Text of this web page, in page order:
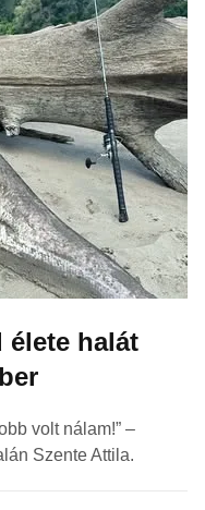
élete halát
volt nálam!” –
Szente Attila.